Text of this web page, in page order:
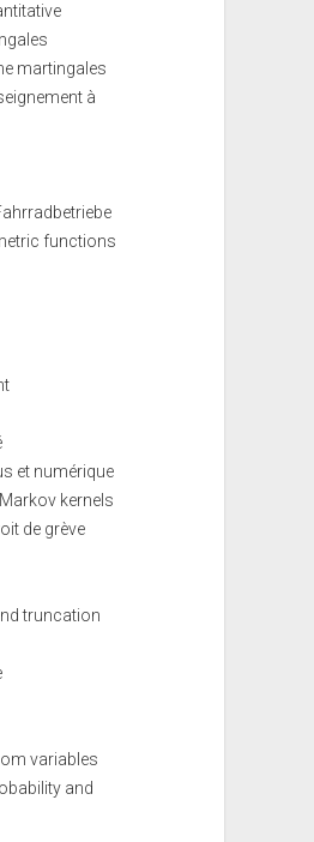
martingales
à
functions
et numérique
kernels
de grève
truncation
variables
and